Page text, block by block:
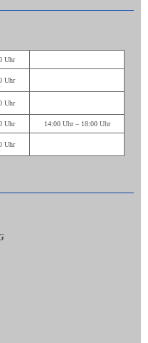
Uhr
Uhr
Uhr
Uhr 14:00 Uhr – 18:00 Uhr
Uhr